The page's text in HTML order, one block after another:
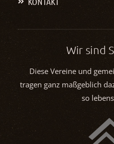
Wir sind
Diese Vereine und
tragen ganz maßgeblich
so